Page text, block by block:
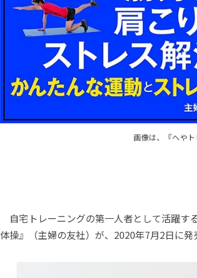
画像は、『へやト
自宅トレーニングの第一人者として活躍す
体操』（主婦の友社）が、2020年7月2日に発